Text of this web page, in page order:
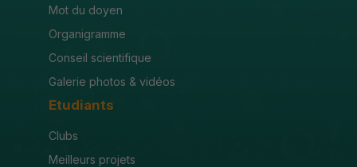
Mot du doyen
Organigramme
Conseil scientifique
Galerie photos & vidéos
Etudiants
Clubs
Meilleurs projets